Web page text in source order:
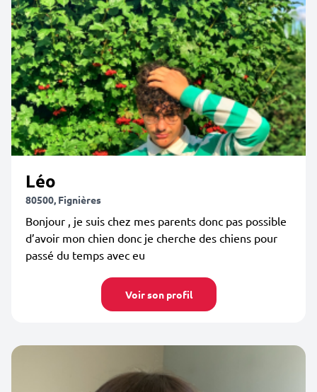
Léo
80500, Fignières
Bonjour , je suis chez mes parents donc pas possible
d’avoir mon chien donc je cherche des chiens pour
passé du temps avec eu
Voir son profil